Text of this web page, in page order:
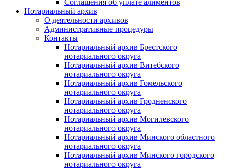
Соглашения об уплате алиментов
Нотариальный архив
О деятельности архивов
Административные процедуры
Контакты
Нотариальный архив Брестского
нотариального округа
Нотариальный архив Витебского
нотариального округа
Нотариальный архив Гомельского
нотариального округа
Нотариальный архив Гродненского
нотариального округа
Нотариальный архив Могилевского
нотариального округа
Нотариальный архив Минского областного
нотариального округа
Нотариальный архив Минского городского
нотариального округа